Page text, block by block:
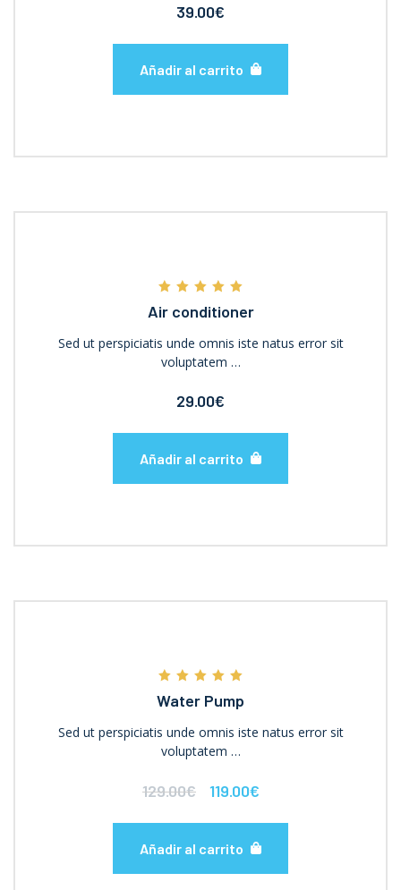
39.00€
Añadir al carrito
5.00
Air conditioner
Sed ut perspiciatis unde omnis iste natus error sit
voluptatem …
29.00€
Añadir al carrito
5.00
Water Pump
Sed ut perspiciatis unde omnis iste natus error sit
voluptatem …
129.00€ 119.00€
Añadir al carrito